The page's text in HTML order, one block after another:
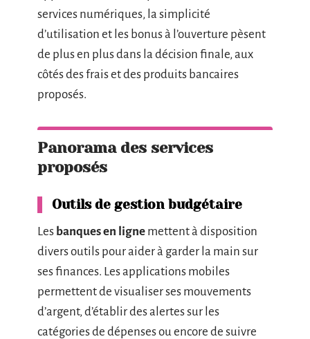
services numériques, la simplicité
d’utilisation et les bonus à l’ouverture pèsent
de plus en plus dans la décision finale, aux
côtés des frais et des produits bancaires
proposés.
Panorama des services
proposés
Outils de gestion budgétaire
Les banques en ligne mettent à disposition
divers outils pour aider à garder la main sur
ses finances. Les applications mobiles
permettent de visualiser ses mouvements
d’argent, d’établir des alertes sur les
catégories de dépenses ou encore de suivre